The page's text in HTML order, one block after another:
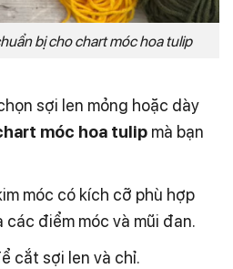
bị cho chart móc hoa tulip
sợi len mỏng hoặc dày
móc hoa tulipmà bạn
móc có kích cỡ phù hợp
điểm móc và mũi đan.
cắt sợi len và chỉ.